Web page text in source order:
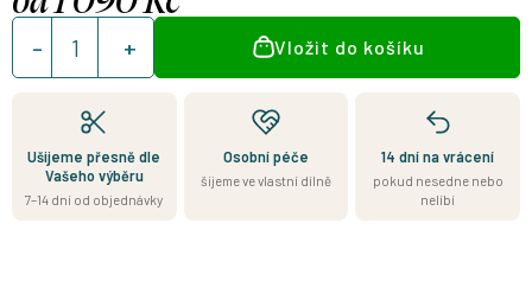
Měrná
cena:
Vložit do košíku
Ušijeme přesně dle
Vašeho výběru
7–14 dní od objednávky
Osobní péče
šijeme ve vlastní dílně
14 dní na vrácení
pokud nesedne nebo
nelíbí